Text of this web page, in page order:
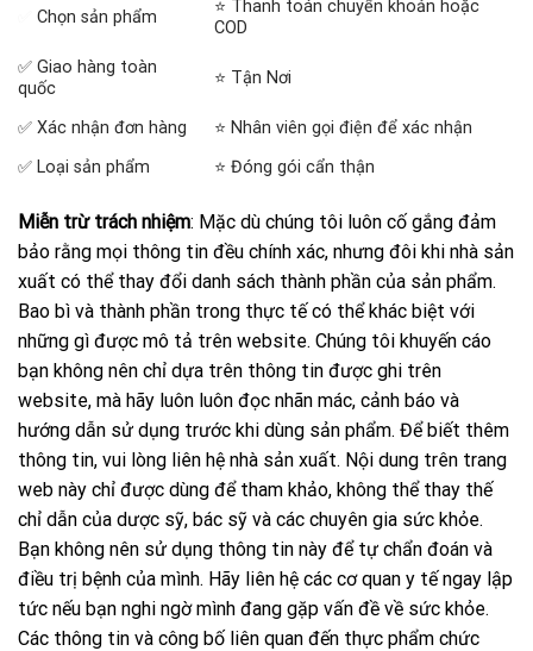
Chọn sản phẩm
⭐ Thanh toán chuyển khoản hoặc
COD
✅ Giao hàng toàn
quốc
⭐ Tận Nơi
✅ Xác nhận đơn hàng
⭐ Nhân viên gọi điện để xác nhận
✅ Loại sản phẩm
⭐ Đóng gói cẩn thận
Miễn trừ trách nhiệm: Mặc dù chúng tôi luôn cố gắng đảm
bảo rằng mọi thông tin đều chính xác, nhưng đôi khi nhà sản
xuất có thể thay đổi danh sách thành phần của sản phẩm.
Bao bì và thành phần trong thực tế có thể khác biệt với
những gì được mô tả trên website. Chúng tôi khuyến cáo
bạn không nên chỉ dựa trên thông tin được ghi trên
website, mà hãy luôn luôn đọc nhãn mác, cảnh báo và
hướng dẫn sử dụng trước khi dùng sản phẩm. Để biết thêm
thông tin, vui lòng liên hệ nhà sản xuất. Nội dung trên trang
web này chỉ được dùng để tham khảo, không thể thay thế
chỉ dẫn của dược sỹ, bác sỹ và các chuyên gia sức khỏe.
Bạn không nên sử dụng thông tin này để tự chẩn đoán và
điều trị bệnh của mình. Hãy liên hệ các cơ quan y tế ngay lập
tức nếu bạn nghi ngờ mình đang gặp vấn đề về sức khỏe.
Các thông tin và công bố liên quan đến thực phẩm chức